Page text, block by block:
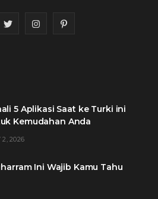
T
t
I
a
P
e
5 Aplikasi Saat ke Turki ini
Kemudahan Anda
2, 2026
Ini Wajib Kamu Tahu